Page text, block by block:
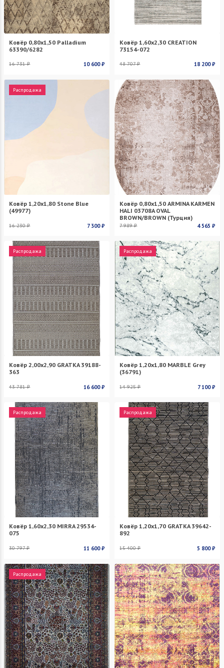
Ковёр 0,80х1,50 Palladium
63390/6282
16 731 ₽ 10 600 ₽
Ковёр 1,60х2,30 CREATION
73154-072
48 707 ₽ 18 200 ₽
Распродажа
Ковёр 1,20х1,80 Stone Blue
(49977)
16 230 ₽ 7 300 ₽
Ковёр 0,80х1,50 ARMINA KARMEN
HALI 03708A OVAL
BROWN/BROWN (Турция)
7 989 ₽ 4 565 ₽
Распродажа
Ковёр 2,00х2,90 GRATKA 39188-
363
43 781 ₽ 16 600 ₽
Распродажа
Ковёр 1,20х1,80 MARBLE Grey
(36791)
14 925 ₽ 7 100 ₽
Распродажа
Ковёр 1,60х2,30 MIRRA 29534-
075
30 797 ₽ 11 600 ₽
Распродажа
Ковёр 1,20х1,70 GRATKA 39642-
892
15 400 ₽ 5 800 ₽
Распродажа